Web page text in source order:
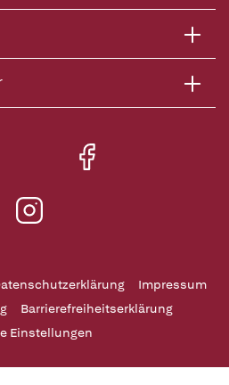
Impressum
Barrierefreiheitserklärung
Einstellungen